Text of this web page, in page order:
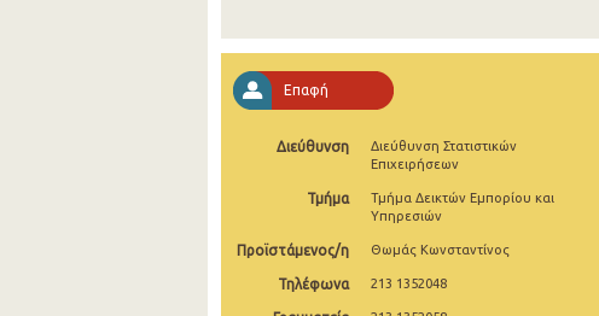
Αυγούστου 2025
Ιουλίου 2025
Ιουνίου 2025
Απριλίου 2025
Επαφή
Διεύθυνση
Διεύθυνση Στατιστικών
Επιχειρήσεων
Τμήμα
Τμήμα Δεικτών Εμπορίου και
Υπηρεσιών
Προϊστάμενος/η Θωμάς Κωνσταντίνος
Τηλέφωνα 213 1352048